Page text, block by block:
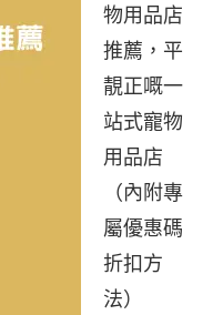
物用品店
推薦，平
靚正嘅一
站式寵物
用品店
（內附專
屬優惠碼
折扣方
法）